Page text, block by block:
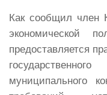
Как сообщил член
экономической
предоставляется
муниципального